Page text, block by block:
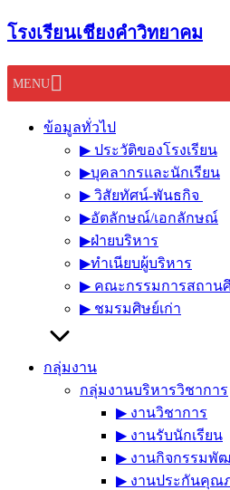
Skip
to
โรงเรียนเชียงคำวิทยาคม
MENU
ข้อมูลทั่วไป
▶︎ ประวัติของโรงเรียน
▶︎บุคลากรและนักเรียน
▶︎ วิสัยทัศน์-พันธกิจ
▶︎อัตลักษณ์/เอกลักษณ์
▶︎ฝ่ายบริหาร
▶︎ทำเนียบผู้บริหาร
▶︎ คณะกรรมการสถาน
▶︎ ชมรมศิษย์เก่า
กลุ่มงาน
กลุ่มงานบริหารวิชาการ
▶︎ งานวิชาการ
▶︎ งานรับนักเรียน
▶︎ งานกิจกรรมพัฒ
▶︎ งานประกันคุณ